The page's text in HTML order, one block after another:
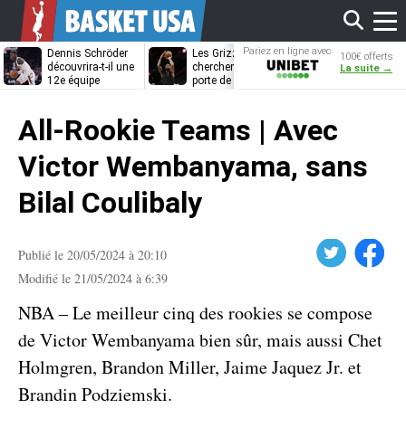
Dennis Schröder
découvrira-t-il une
12e équipe
Les Grizzlies
cherchent déjà une
porte de sortie
Dwane Casey
bientôt coach
Pariez en ligne avec
Unibet
100€ offerts
La suite →
All-Rookie Teams | Avec
Victor Wembanyama, sans
Bilal Coulibaly
Publié le 20/05/2024 à 20:10
Modifié le 21/05/2024 à 6:39
Facebook
NBA – Le meilleur cinq des rookies se compose
de Victor Wembanyama bien sûr, mais aussi Chet
Holmgren, Brandon Miller, Jaime Jaquez Jr. et
Brandin Podziemski.